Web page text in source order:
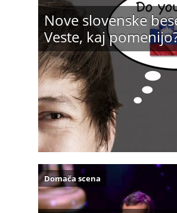
Nove slovenske
Veste, kaj
Domača scena